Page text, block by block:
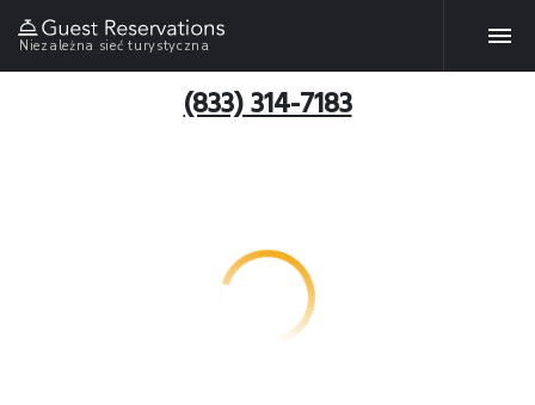
Niezależna sieć turystyczna
(833) 314-7183